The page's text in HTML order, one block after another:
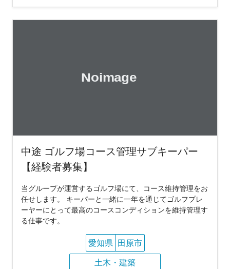
中途 ゴルフ場コース管理サブキーパー
【経験者募集】
当グループが運営するゴルフ場にて、コース維持管理をお
任せします。 キーパーと一緒に一年を通じてゴルフプレ
ーヤーにとって最高のコースコンディションを維持管理す
る仕事です。
愛知県 田原市
土木・建築